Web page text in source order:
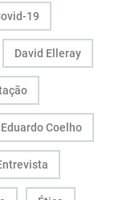
19
David Elleray
Eduardo Coelho